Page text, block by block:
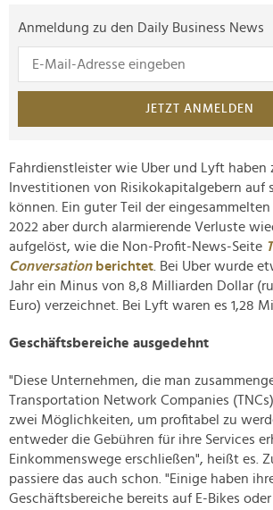
Anmeldung zu den Daily Business News
JETZT ANMELDEN
Fahrdienstleister wie Uber und Lyft haben
Investitionen von Risikokapitalgebern auf
können. Ein guter Teil der
2022 aber durch alarmierende Verluste
aufgelöst, wie die Non-Profit-News-Seite
Conversationberichtet . Bei Uber wurde
Jahr ein Minus von 8,8 Milliarden Dollar
Euro) verzeichnet. Bei Lyft waren es 1,28
Geschäftsbereiche ausgedehnt
"Diese Unternehmen, die man
Transportation Network Companies
zwei Möglichkeiten, um profitabel zu
entweder die Gebühren für ihre Services
Einkommenswege erschließen", heißt es.
passiere das auch schon. "Einige haben
Geschäftsbereiche bereits auf E-Bikes